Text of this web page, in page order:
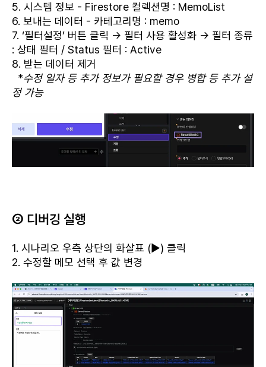
5. 시스템 정보 - Firestore 컬렉션명 : MemoList
6. 보내는 데이터 - 카테고리명 : memo
7. ‘필터설정’ 버튼 클릭 → 필터 사용 활성화 → 필터 종류
: 상태 필터 / Status 필터 : Active
8. 받는 데이터 제거
*수정 일자 등 추가 정보가 필요할 경우 병합 등 추가 설
정 가능
② 디버깅 실행
1. 시나리오 우측 상단의 화살표 (▶) 클릭
2. 수정할 메모 선택 후 값 변경